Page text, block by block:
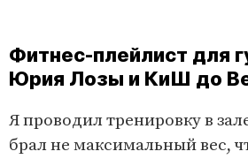
Фитнес-плейлист для
Юрия Лозы и КиШ до
Я проводил тренировку в
брал не максимальный вес,